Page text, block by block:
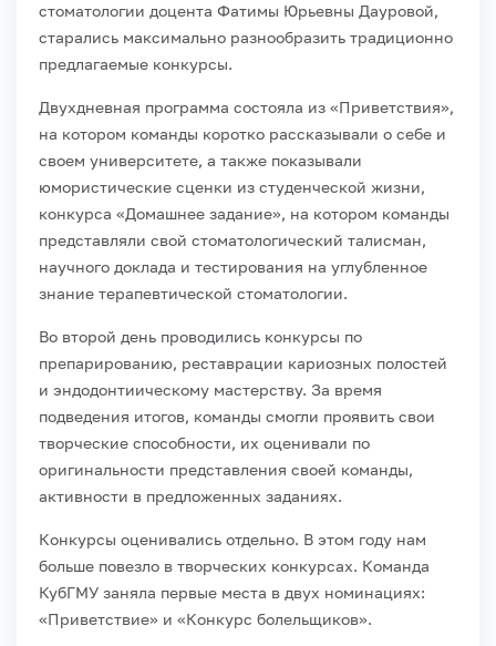
стоматологии доцента Фатимы Юрьевны Дауровой,
старались максимально разнообразить традиционно
предлагаемые конкурсы.
Двухдневная программа состояла из «Приветствия»,
на котором команды коротко рассказывали о себе и
своем университете, а также показывали
юмористические сценки из студенческой жизни,
конкурса «Домашнее задание», на котором команды
представляли свой стоматологический талисман,
научного доклада и тестирования на углубленное
знание терапевтической стоматологии.
Во второй день проводились конкурсы по
препарированию, реставрации кариозных полостей
и эндодонтиическому мастерству. За время
подведения итогов, команды смогли проявить свои
творческие способности, их оценивали по
оригинальности представления своей команды,
активности в предложенных заданиях.
Конкурсы оценивались отдельно. В этом году нам
больше повезло в творческих конкурсах. Команда
КубГМУ заняла первые места в двух номинациях:
«Приветствие» и «Конкурс болельщиков».